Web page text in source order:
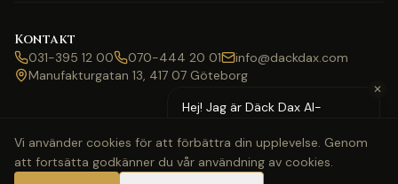
Kontakt
031-395 12 00 070-444 20 01
info@dackdax.com
Manufakturgatan 13, 417 07 Göteborg
©2026Däck Dax. Alla rättigheter förbehållna.
WebbkartaKlarnaSwishVisaMastercard
✕
Hej! Jag är Däck Dax AI-
med pris eller bokning?
Vi använder cookies för att förbättra din upplevelse. Genom
att fortsätta godkänner du vår användning av cookies.